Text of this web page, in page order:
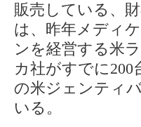
販売している、
は、昨年メディ
ンを経営する米
カ社がすでに200
の米ジェンティ
いる。